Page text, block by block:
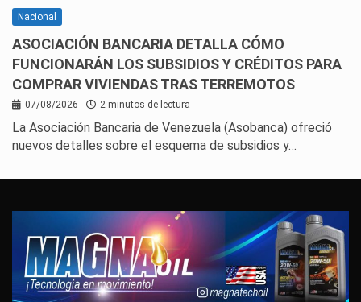
Nacional
ASOCIACIÓN BANCARIA DETALLA CÓMO
FUNCIONARÁN LOS SUBSIDIOS Y CRÉDITOS PARA
COMPRAR VIVIENDAS TRAS TERREMOTOS
07/08/2026 2 minutos de lectura
La Asociación Bancaria de Venezuela (Asobanca) ofreció
nuevos detalles sobre el esquema de subsidios y…